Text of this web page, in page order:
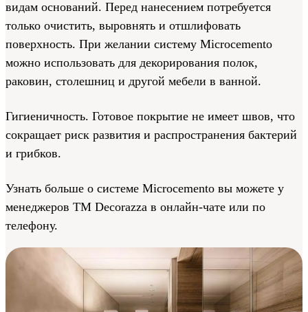
видам оснований. Перед нанесением потребуется
только очистить, выровнять и отшлифовать
поверхность. При желании систему Microcemento
можно использовать для декорирования полок,
раковин, столешниц и другой мебели в ванной.
Гигиеничность. Готовое покрытие не имеет швов, что
сокращает риск развития и распространения бактерий
и грибков.
Узнать больше о системе Microcemento вы можете у
менеджеров ТМ Decorazza в онлайн-чате или по
телефону.